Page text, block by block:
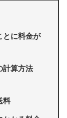
とに料金が
計算方法
料